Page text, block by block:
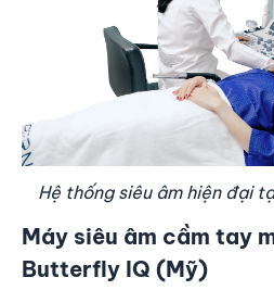
Hệ thống siêu âm hiện đại
Máy siêu âm cầm tay
Butterfly IQ (Mỹ)